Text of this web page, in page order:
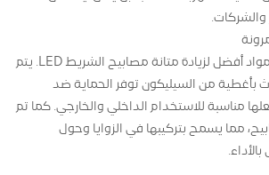
يستخدم المصنعون مواد أفضل لزيادة متانة مصابيح الشريط LED. يتم
بأغطية من السيليكون توفر الحماية ضد
مناسبة للاستخدام الداخلي والخارجي. كما تم
مما يسمح بتركيبها في الزوايا وحول